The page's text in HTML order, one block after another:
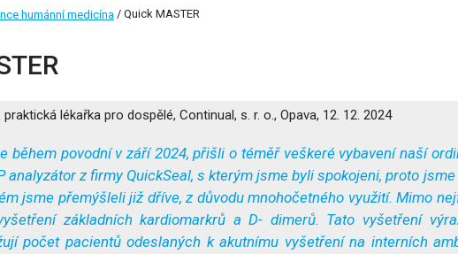
humánní medicína / Quick MASTER
praktická lékařka pro dospělé, Continual, s. r. o., Opava, 12. 12. 2024
během povodní v září 2024, přišli o téměř veškeré vybavení naší
analyzátor z firmy QuickSeal, s kterým jsme byli spokojeni, proto
jsme přemýšleli již dříve, z důvodu mnohočetného využití. Mimo
základních kardiomarkrů a D- dimerů. Tato vyšetření
počet pacientů odeslaných k akutnímu vyšetření na interních